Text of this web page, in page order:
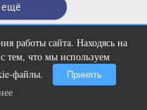
ещё
интернет-журнала «Вечерний
работы сайта. Находясь на
тем, что мы используем
файлы.
Принять
вы будете смеяться